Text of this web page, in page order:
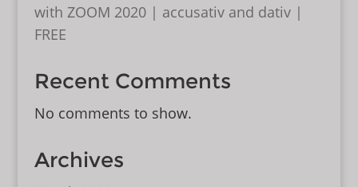
with ZOOM 2020 | accusativ and dativ |
FREE
Recent Comments
No comments to show.
Archives